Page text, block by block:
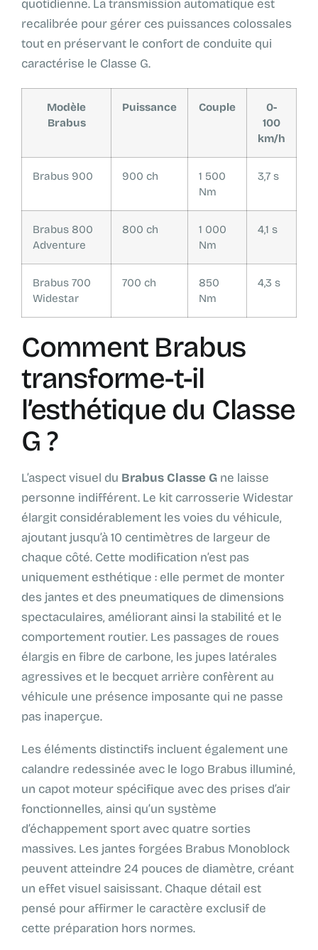
quotidienne. La transmission automatique est
recalibrée pour gérer ces puissances colossales
tout en préservant le confort de conduite qui
caractérise le Classe G.
Modèle
Brabus
Puissance Couple
0-
100
km/h
Brabus 900 900 ch
1 500
Nm
3,7 s
Brabus 800
Adventure
800 ch
1 000
Nm
4,1 s
Brabus 700
Widestar
700 ch
850
Nm
4,3 s
Comment Brabus
transforme-t-il
l’esthétique du Classe
G ?
L’aspect visuel du Brabus Classe G ne laisse
personne indifférent. Le kit carrosserie Widestar
élargit considérablement les voies du véhicule,
ajoutant jusqu’à 10 centimètres de largeur de
chaque côté. Cette modification n’est pas
uniquement esthétique : elle permet de monter
des jantes et des pneumatiques de dimensions
spectaculaires, améliorant ainsi la stabilité et le
comportement routier. Les passages de roues
élargis en fibre de carbone, les jupes latérales
agressives et le becquet arrière confèrent au
véhicule une présence imposante qui ne passe
pas inaperçue.
Les éléments distinctifs incluent également une
calandre redessinée avec le logo Brabus illuminé,
un capot moteur spécifique avec des prises d’air
fonctionnelles, ainsi qu’un système
d’échappement sport avec quatre sorties
massives. Les jantes forgées Brabus Monoblock
peuvent atteindre 24 pouces de diamètre, créant
un effet visuel saisissant. Chaque détail est
pensé pour affirmer le caractère exclusif de
cette préparation hors normes.